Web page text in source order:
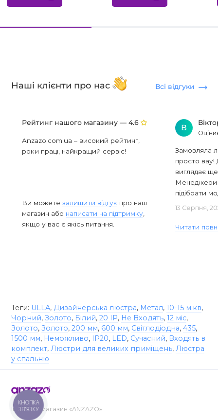
Наші клієнти про нас Всі відгуки
Рейтинг нашого магазину — 4.6
Anzazo.com.ua – високий рейтинг,
роки праці, найкращий сервіс!
Ви можете залишити відгук про наш
магазин або написати на підтримку
якщо у вас є якісь питання.
В
Замовляла
просто вау!
виглядає
Менеджери
підібрати
13 Серпня,
Читати
Теги: ULLA, Дизайнерська люстра, Метал, 10-15 м.кв,
Чорний, Золото, Білий, 20 IP, Не Входять, 12 міс,
Золото, Золото, 200 мм, 600 мм, Світлодіодна, 435,
1500 мм, Неможливо, IP20, LED, Сучасний, Входять в
комплект, Люстри для великих приміщень, Люстра
у спальню
Інтернет-магазин «ANZAZO»
КНОПКА
ЗВ'ЯЗКУ